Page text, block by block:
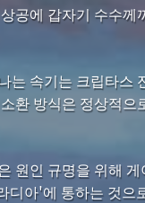
공에 갑자기 수수께
는 속기는 크립타스
환 방식은 정상적으
원인 규명을 위해
디아'에 통하는 것으